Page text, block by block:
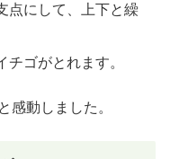
点にして、上下と繰
ゴがとれます。
感動しました。